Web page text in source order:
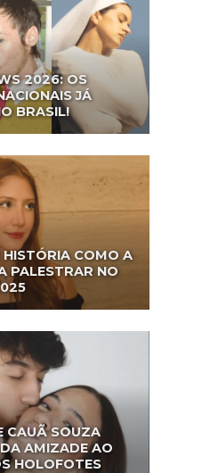
2026: OS
JÁ
BRASIL!
COMO A
PALESTRAR NO
CAUÃ SOUZA
AMIZADE AO
HOLOFOTES